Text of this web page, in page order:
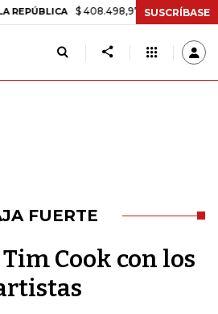
$ 408.498,97 +$ 8.753,81 +2,19%
SUSCRÍBASE
FUERTE
Cook con los